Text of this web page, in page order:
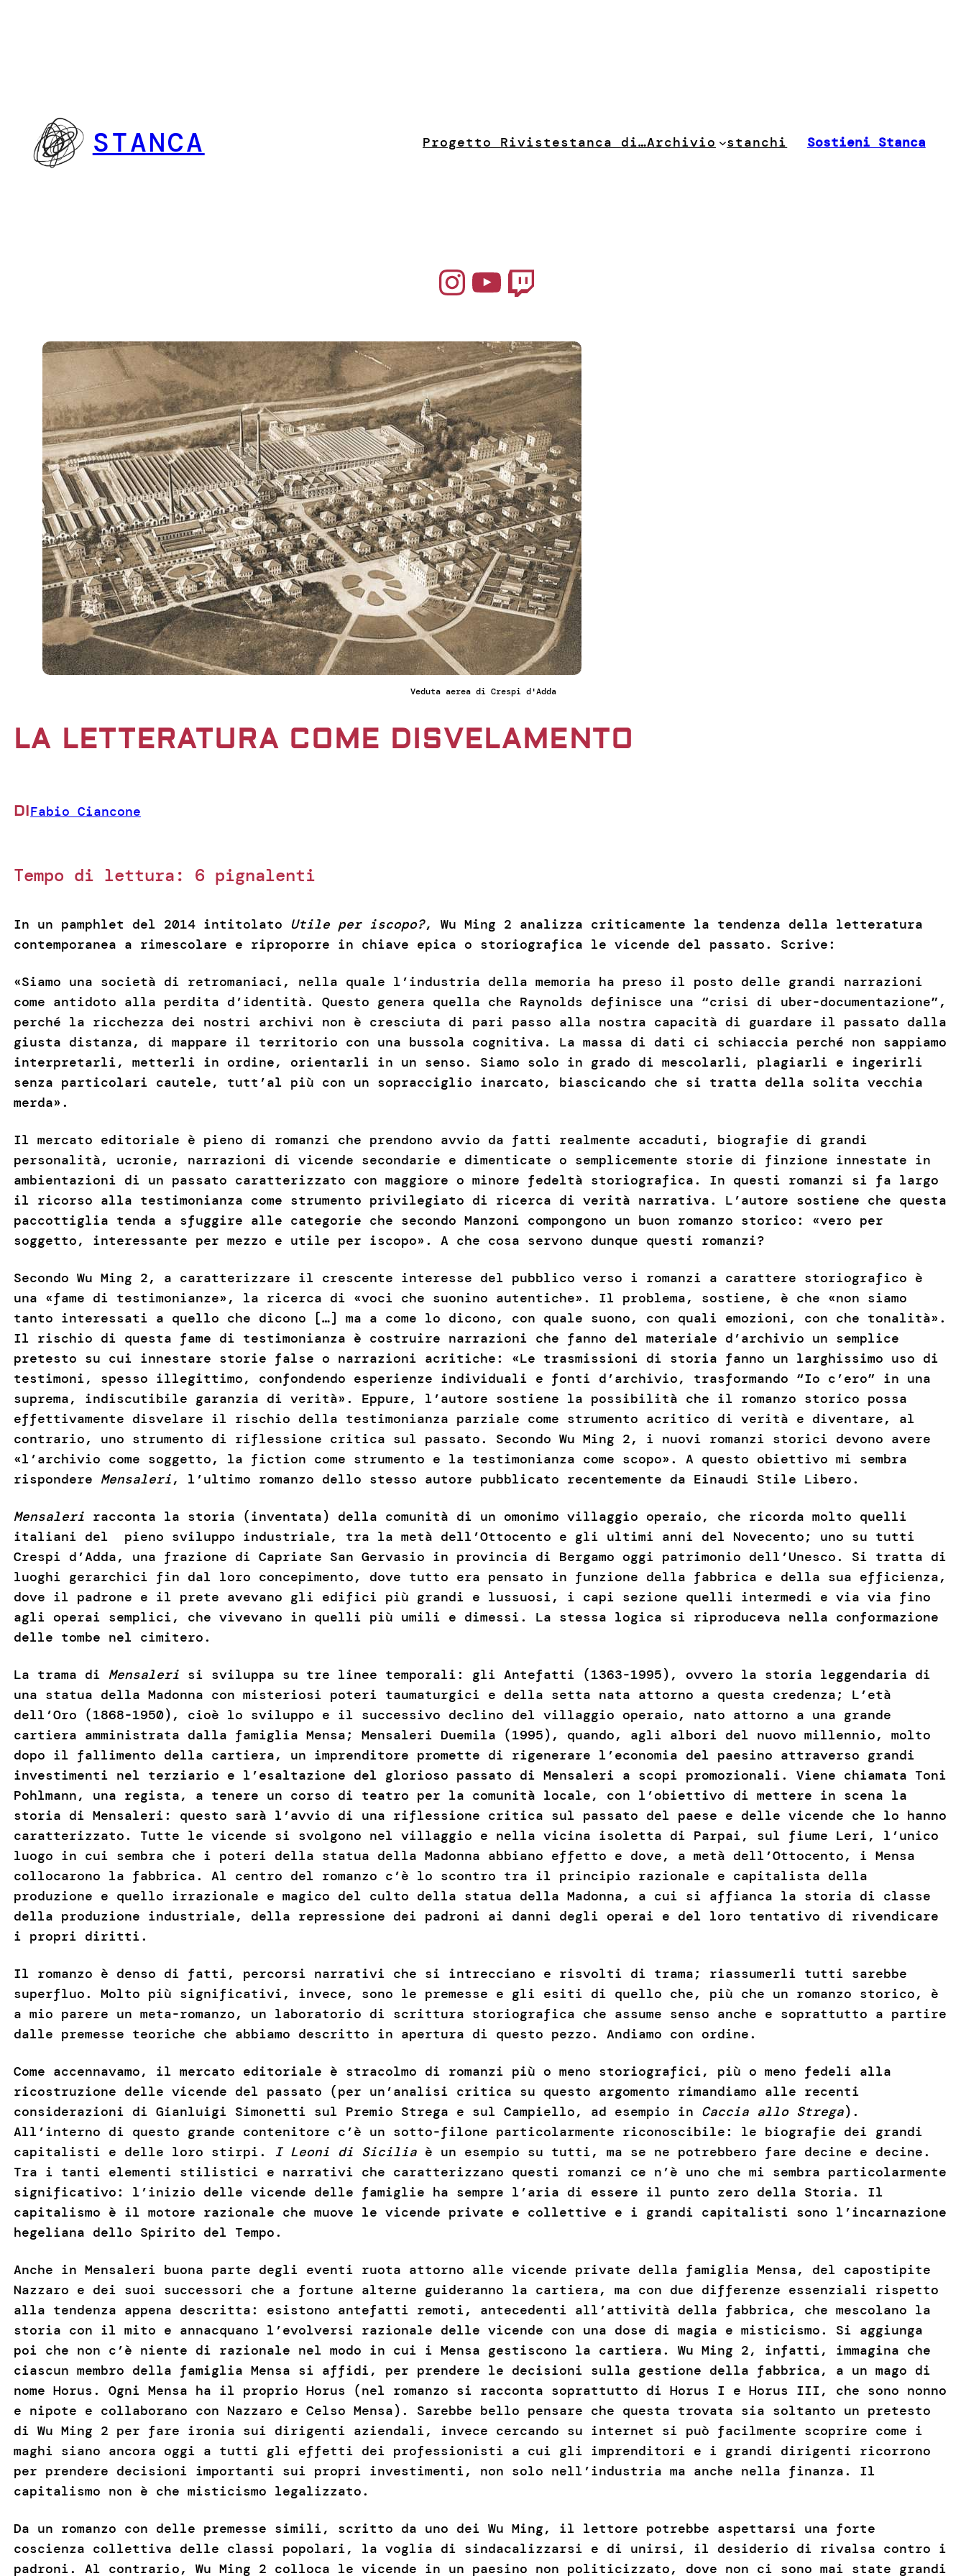
STANCA Progetto Rivistestanca di…Archivio stanchi Sostieni Stanca
Instagram YouTube Twitch
Veduta aerea di Crespi d'Adda
LA LETTERATURA COME DISVELAMENTO
DIFabio Ciancone
Tempo di lettura: 6 pignalenti
In un pamphlet del 2014 intitolato Utile per iscopo?, Wu Ming 2 analizza criticamente la tendenza della letteratura
contemporanea a rimescolare e riproporre in chiave epica o storiografica le vicende del passato. Scrive:
«Siamo una società di retromaniaci, nella quale l’industria della memoria ha preso il posto delle grandi narrazioni
come antidoto alla perdita d’identità. Questo genera quella che Raynolds definisce una “crisi di uber-documentazione”,
perché la ricchezza dei nostri archivi non è cresciuta di pari passo alla nostra capacità di guardare il passato dalla
giusta distanza, di mappare il territorio con una bussola cognitiva. La massa di dati ci schiaccia perché non sappiamo
interpretarli, metterli in ordine, orientarli in un senso. Siamo solo in grado di mescolarli, plagiarli e ingerirli
senza particolari cautele, tutt’al più con un sopracciglio inarcato, biascicando che si tratta della solita vecchia
merda».
Il mercato editoriale è pieno di romanzi che prendono avvio da fatti realmente accaduti, biografie di grandi
personalità, ucronie, narrazioni di vicende secondarie e dimenticate o semplicemente storie di finzione innestate in
ambientazioni di un passato caratterizzato con maggiore o minore fedeltà storiografica. In questi romanzi si fa largo
il ricorso alla testimonianza come strumento privilegiato di ricerca di verità narrativa. L’autore sostiene che questa
paccottiglia tenda a sfuggire alle categorie che secondo Manzoni compongono un buon romanzo storico: «vero per
soggetto, interessante per mezzo e utile per iscopo». A che cosa servono dunque questi romanzi?
Secondo Wu Ming 2, a caratterizzare il crescente interesse del pubblico verso i romanzi a carattere storiografico è
una «fame di testimonianze», la ricerca di «voci che suonino autentiche». Il problema, sostiene, è che «non siamo
tanto interessati a quello che dicono […] ma a come lo dicono, con quale suono, con quali emozioni, con che tonalità».
Il rischio di questa fame di testimonianza è costruire narrazioni che fanno del materiale d’archivio un semplice
pretesto su cui innestare storie false o narrazioni acritiche: «Le trasmissioni di storia fanno un larghissimo uso di
testimoni, spesso illegittimo, confondendo esperienze individuali e fonti d’archivio, trasformando “Io c’ero” in una
suprema, indiscutibile garanzia di verità». Eppure, l’autore sostiene la possibilità che il romanzo storico possa
effettivamente disvelare il rischio della testimonianza parziale come strumento acritico di verità e diventare, al
contrario, uno strumento di riflessione critica sul passato. Secondo Wu Ming 2, i nuovi romanzi storici devono avere
«l’archivio come soggetto, la fiction come strumento e la testimonianza come scopo». A questo obiettivo mi sembra
rispondere Mensaleri, l’ultimo romanzo dello stesso autore pubblicato recentemente da Einaudi Stile Libero.
Mensaleri racconta la storia (inventata) della comunità di un omonimo villaggio operaio, che ricorda molto quelli
italiani del pieno sviluppo industriale, tra la metà dell’Ottocento e gli ultimi anni del Novecento; uno su tutti
Crespi d’Adda, una frazione di Capriate San Gervasio in provincia di Bergamo oggi patrimonio dell’Unesco. Si tratta di
luoghi gerarchici fin dal loro concepimento, dove tutto era pensato in funzione della fabbrica e della sua efficienza,
dove il padrone e il prete avevano gli edifici più grandi e lussuosi, i capi sezione quelli intermedi e via via fino
agli operai semplici, che vivevano in quelli più umili e dimessi. La stessa logica si riproduceva nella conformazione
delle tombe nel cimitero.
La trama di Mensaleri si sviluppa su tre linee temporali: gli Antefatti (1363-1995), ovvero la storia leggendaria di
una statua della Madonna con misteriosi poteri taumaturgici e della setta nata attorno a questa credenza; L’età
dell’Oro (1868-1950), cioè lo sviluppo e il successivo declino del villaggio operaio, nato attorno a una grande
cartiera amministrata dalla famiglia Mensa; Mensaleri Duemila (1995), quando, agli albori del nuovo millennio, molto
dopo il fallimento della cartiera, un imprenditore promette di rigenerare l’economia del paesino attraverso grandi
investimenti nel terziario e l’esaltazione del glorioso passato di Mensaleri a scopi promozionali. Viene chiamata Toni
Pohlmann, una regista, a tenere un corso di teatro per la comunità locale, con l’obiettivo di mettere in scena la
storia di Mensaleri: questo sarà l’avvio di una riflessione critica sul passato del paese e delle vicende che lo hanno
caratterizzato. Tutte le vicende si svolgono nel villaggio e nella vicina isoletta di Parpai, sul fiume Leri, l’unico
luogo in cui sembra che i poteri della statua della Madonna abbiano effetto e dove, a metà dell’Ottocento, i Mensa
collocarono la fabbrica. Al centro del romanzo c’è lo scontro tra il principio razionale e capitalista della
produzione e quello irrazionale e magico del culto della statua della Madonna, a cui si affianca la storia di classe
della produzione industriale, della repressione dei padroni ai danni degli operai e del loro tentativo di rivendicare
i propri diritti.
Il romanzo è denso di fatti, percorsi narrativi che si intrecciano e risvolti di trama; riassumerli tutti sarebbe
superfluo. Molto più significativi, invece, sono le premesse e gli esiti di quello che, più che un romanzo storico, è
a mio parere un meta-romanzo, un laboratorio di scrittura storiografica che assume senso anche e soprattutto a partire
dalle premesse teoriche che abbiamo descritto in apertura di questo pezzo. Andiamo con ordine.
Come accennavamo, il mercato editoriale è stracolmo di romanzi più o meno storiografici, più o meno fedeli alla
ricostruzione delle vicende del passato (per un’analisi critica su questo argomento rimandiamo alle recenti
considerazioni di Gianluigi Simonetti sul Premio Strega e sul Campiello, ad esempio in Caccia allo Strega).
All’interno di questo grande contenitore c’è un sotto-filone particolarmente riconoscibile: le biografie dei grandi
capitalisti e delle loro stirpi. I Leoni di Siciliaè un esempio su tutti, ma se ne potrebbero fare decine e decine.
Tra i tanti elementi stilistici e narrativi che caratterizzano questi romanzi ce n’è uno che mi sembra particolarmente
significativo: l’inizio delle vicende delle famiglie ha sempre l’aria di essere il punto zero della Storia. Il
capitalismo è il motore razionale che muove le vicende private e collettive e i grandi capitalisti sono l’incarnazione
hegeliana dello Spirito del Tempo.
Anche in Mensaleri buona parte degli eventi ruota attorno alle vicende private della famiglia Mensa, del capostipite
Nazzaro e dei suoi successori che a fortune alterne guideranno la cartiera, ma con due differenze essenziali rispetto
alla tendenza appena descritta: esistono antefatti remoti, antecedenti all’attività della fabbrica, che mescolano la
storia con il mito e annacquano l’evolversi razionale delle vicende con una dose di magia e misticismo. Si aggiunga
poi che non c’è niente di razionale nel modo in cui i Mensa gestiscono la cartiera. Wu Ming 2, infatti, immagina che
ciascun membro della famiglia Mensa si affidi, per prendere le decisioni sulla gestione della fabbrica, a un mago di
nome Horus. Ogni Mensa ha il proprio Horus (nel romanzo si racconta soprattutto di Horus I e Horus III, che sono nonno
e nipote e collaborano con Nazzaro e Celso Mensa). Sarebbe bello pensare che questa trovata sia soltanto un pretesto
di Wu Ming 2 per fare ironia sui dirigenti aziendali, invece cercando su internet si può facilmente scoprire come i
maghi siano ancora oggi a tutti gli effetti dei professionisti a cui gli imprenditori e i grandi dirigenti ricorrono
per prendere decisioni importanti sui propri investimenti, non solo nell’industria ma anche nella finanza. Il
capitalismo non è che misticismo legalizzato.
Da un romanzo con delle premesse simili, scritto da uno dei Wu Ming, il lettore potrebbe aspettarsi una forte
coscienza collettiva delle classi popolari, la voglia di sindacalizzarsi e di unirsi, il desiderio di rivalsa contro i
padroni. Al contrario, Wu Ming 2 colloca le vicende in un paesino non politicizzato, dove non ci sono mai state grandi